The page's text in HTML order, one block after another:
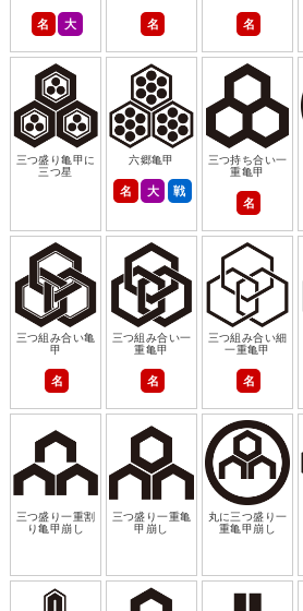
名 大 名 名
三つ盛り亀甲に
三つ星
六郷亀甲
名 大 戦
三つ持ち合い一
重亀甲
名
三つ組み合い亀
甲
名
三つ組み合い一
重亀甲
名
三つ組み合い細
一重亀甲
名
三つ盛り一重割
り亀甲崩し
三つ盛り一重亀
甲崩し
丸に三つ盛り一
重亀甲崩し